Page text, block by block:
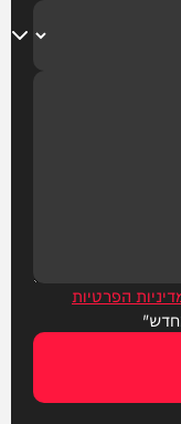
הפרטיות